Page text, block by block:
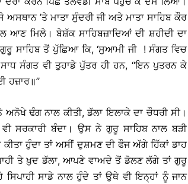
’ਤੇ ਮਾਤਾ ਸੁੰਦਰੀ ਜੀ ਅਤੇ ਮਾਤਾ ਸਾਹਿਬ ਕੌਰ
ਆਣ ਮਿਲੇ। ਬੇਸ਼ੱਕ ਸਾਹਿਬਜ਼ਾਦਿਆਂ ਦੀ ਸ਼ਹੀਦੀ ਦਾ
ਸਾਹਿਬ ਤੋਂ ਪੁੱਛਿਆ ਕਿ, ‘ਸੁਆਮੀ ਜੀ ! ਸੰਗਤ ਵਿਚ
ਸੰਗਤ ਵੀ ਤੁਹਾਡੇ ਪੁੱਤਰ ਹੀ ਹਨ, ‘‘ਇਨ ਪੁਤਰਨ ਕੇ
ਅਨੋਖੇ ਢੰਗ ਨਾਲ ਕੀਤੀ, ਡੱਲਾ ਇਲਾਕੇ ਦਾ ਚੌਧਰੀ ਸੀ।
ਸਰਕਾਰੀ ਬੰਦਾ। ਉਸ ਨੇ ਗੁਰੂ ਸਾਹਿਬ ਨਾਲ ਬੜੀ
ਹੁੰਦਾ ਤਾਂ ਅਸੀਂ ਦੁਸ਼ਮਣ ਦੀ ਫੌਜ ਅੱਗੇ ਹਿੱਕਾਂ ਡਾਹ
ਤੇ ਖ਼ੁਦ ਡੱਲਾ, ਆਪਣੇ ਵਾਅਦੇ ਤੋਂ ਡੋਲਣ ਲੱਗੇ ਤਾਂ ਗੁਰੂ
ਸਾਡੇ ਨਾਲ ਹੁੰਦੇ ਤਾਂ ਉਥੇ ਵੀ ਇਨ੍ਹਾਂ ਨੂੰ ਜਾਨ